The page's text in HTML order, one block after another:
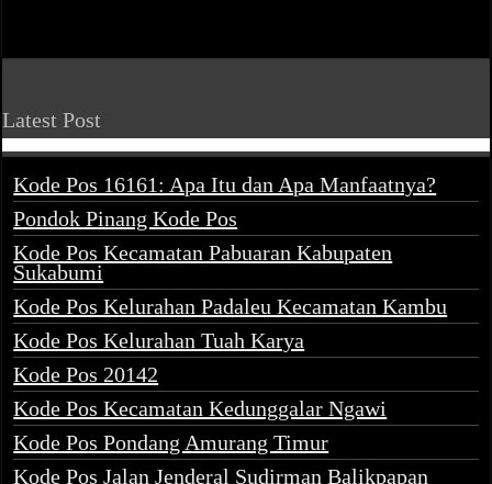
Latest Post
Kode Pos 16161: Apa Itu dan Apa Manfaatnya?
Pondok Pinang Kode Pos
Kode Pos Kecamatan Pabuaran Kabupaten
Sukabumi
Kode Pos Kelurahan Padaleu Kecamatan Kambu
Kode Pos Kelurahan Tuah Karya
Kode Pos 20142
Kode Pos Kecamatan Kedunggalar Ngawi
Kode Pos Pondang Amurang Timur
Kode Pos Jalan Jenderal Sudirman Balikpapan